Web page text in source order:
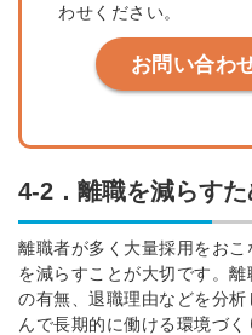
わせください。
お問い合わ
4-2．離職を減らす
離職者が多く大量採用をお
を減らすことが大切です。
の有無、退職理由などを分
んで長期的に働ける環境づく